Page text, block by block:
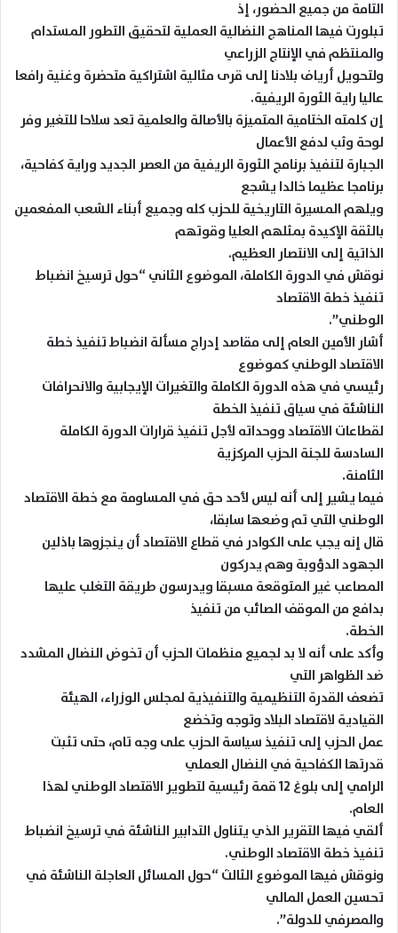
التامة من جميع الحضور، إذ
تبلورت فيها المناهج النضالية العملية لتحقيق التطور المستدام
والمنتظم في الإنتاج الزراعي
ولتحويل أرياف بلادنا إلى قرى مثالية اشتراكية متحضرة وغنية رافعا
عاليا راية الثورة الريفية.
إن كلمته الختامية المتميزة بالأصالة والعلمية تعد سلاحا للتغير وفر
لوحة وثب لدفع الأعمال
الجبارة لتنفيذ برنامج الثورة الريفية من العصر الجديد وراية كفاحية،
برنامجا عظيما خالدا يشجع
ويلهم المسيرة التاريخية للحزب كله وجميع أبناء الشعب المفعمين
بالثقة الإكيدة بمثلهم العليا وقوتهم
الذاتية إلى الانتصار العظيم.
نوقش في الدورة الكاملة، الموضوع الثاني “حول ترسيخ انضباط
تنفيذ خطة الاقتصاد
الوطني”.
أشار الأمين العام إلى مقاصد إدراج مسألة انضباط تنفيذ خطة
الاقتصاد الوطني كموضوع
رئيسي في هذه الدورة الكاملة والتغيرات الإيجابية والانحرافات
الناشئة في سياق تنفيذ الخطة
لقطاعات الاقتصاد ووحداته لأجل تنفيذ قرارات الدورة الكاملة
السادسة للجنة الحزب المركزية
الثامنة.
فيما يشير إلى أنه ليس لأحد حق في المساومة مع خطة الاقتصاد
الوطني التي تم وضعها سابقا،
قال إنه يجب على الكوادر في قطاع الاقتصاد أن ينجزوها باذلين
الجهود الدؤوبة وهم يدركون
المصاعب غير المتوقعة مسبقا ويدرسون طريقة التغلب عليها
بدافع من الموقف الصائب من تنفيذ
الخطة.
وأكد على أنه لا بد لجميع منظمات الحزب أن تخوض النضال المشدد
ضد الظواهر التي
تضعف القدرة التنظيمية والتنفيذية لمجلس الوزراء، الهيئة
القيادية لاقتصاد البلاد وتوجه وتخضع
عمل الحزب إلى تنفيذ سياسة الحزب على وجه تام، حتى تثبت
قدرتها الكفاحية في النضال العملي
الرامي إلى بلوغ 12 قمة رئيسية لتطوير الاقتصاد الوطني لهذا
العام.
ألقي فيها التقرير الذي يتناول التدابير الناشئة في ترسيخ انضباط
تنفيذ خطة الاقتصاد الوطني.
ونوقش فيها الموضوع الثالث “حول المسائل العاجلة الناشئة في
تحسين العمل المالي
والمصرفي للدولة”.